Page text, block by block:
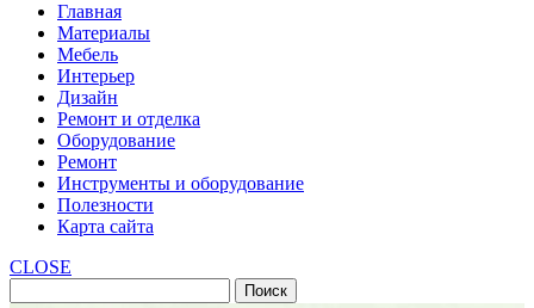
Главная
Материалы
Мебель
Интерьер
Дизайн
Ремонт и отделка
Оборудование
Ремонт
Инструменты и оборудование
Полезности
Карта сайта
CLOSE